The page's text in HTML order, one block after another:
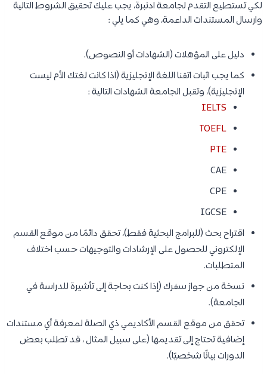
لكي تستطيع التقدم لجامعة ادنبرة، يجب عليك تحقيق الشروط التالية
وارسال المستندات الداعمة، وهي كما يلي :
دليل على المؤهلات (الشهادات أو النصوص).
كما يجب اثبات اتقنا اللغة الإنجليزية (اذا كانت لغتك الأم ليست
الإنجليزية)، وتقبل الجامعة الشهادات التالية :
IELTS
TOEFL
PTE
CAE
CPE
IGCSE
اقتراح بحث (للبرامج البحثية فقط)، تحقق دائمًا من موقع القسم
الإلكتروني للحصول على الإرشادات والتوجيهات حسب اختلاف
المتطلبات.
نسخة من جواز سفرك (إذا كنت بحاجة إلى تأشيرة للدراسة في
الجامعة).
تحقق من موقع القسم الأكاديمي ذي الصلة لمعرفة أي مستندات
إضافية تحتاج إلى تقديمها (على سبيل المثال ، قد تطلب بعض
الدورات بيانًا شخصيًا).